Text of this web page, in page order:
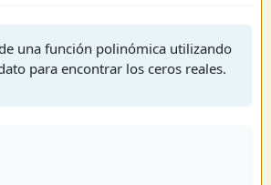
una función polinómica utilizando
para encontrar los ceros reales.